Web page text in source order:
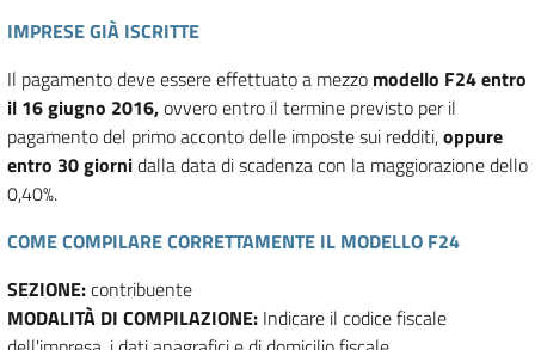
IMPRESE GIÀ ISCRITTE
Il pagamento deve essere effettuato a mezzo modello F24 entro
il 16 giugno 2016,ovvero entro il termine previsto per il
pagamento del primo acconto delle imposte sui redditi,oppure
entro 30 giornidalla data di scadenza con la maggiorazione dello
0,40%.
COME COMPILARE CORRETTAMENTE IL MODELLO F24
SEZIONE:contribuente
MODALITÀ DI COMPILAZIONE: Indicare il codice fiscale